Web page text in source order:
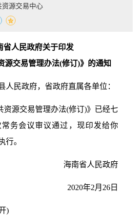
资源交易中心
省人民政府关于印发
源交易管理办法(修订)》的通知
人民政府，省政府直属各单位：
资源交易管理办法(修订)》已经七
务会议审议通过，现印发给你
行。
海南省人民政府
2020年2月26日
)